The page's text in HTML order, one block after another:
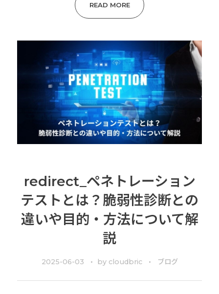
READ MORE
redirect_ペネトレーション
テストとは？脆弱性診断との
違いや目的・方法について解
説
2025-06-03 by cloudbric ブログ